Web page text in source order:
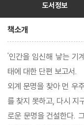
도서정보
책소개
'인간을 임신해 낳는 기
태에 대한 단편 보고서.
외계 문명을 찾아 먼 우
를 찾지 못하고, 다시 지
로운 문명을 건설한다.